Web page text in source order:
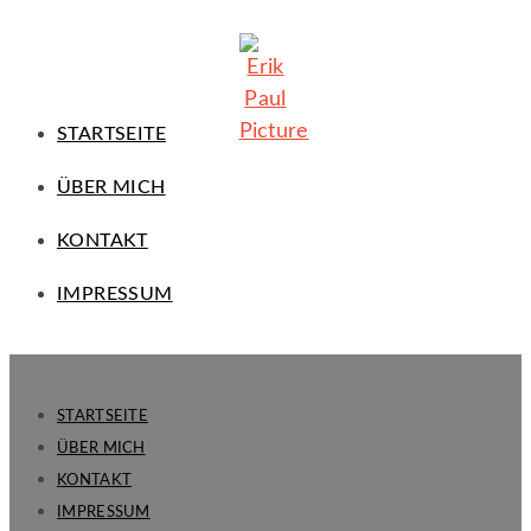
STARTSEITE
ÜBER MICH
KONTAKT
IMPRESSUM
STARTSEITE
ÜBER MICH
KONTAKT
IMPRESSUM